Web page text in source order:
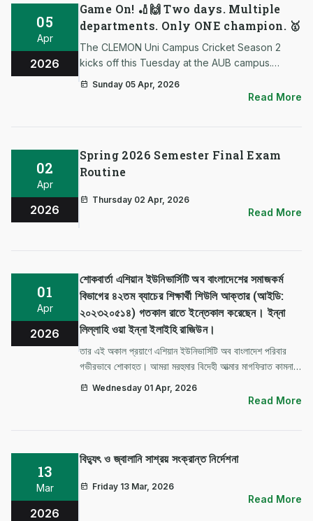
05
Apr
2026
Game On! 🏏🙌 Two days. Multiple
departments. Only ONE champion. 🥇
The CLEMON Uni Campus Cricket Season 2
kicks off this Tuesday at the AUB campus.
Check the schedule to see when your
department plays! Which department are you
Sunday 05 Apr, 2026
Read More
02
Apr
2026
Spring 2026 Semester Final Exam
Routine
Thursday 02 Apr, 2026
Read More
01
Apr
2026
শোকবার্তা এশিয়ান ইউনিভার্সিটি অব বাংলাদেশের সমাজকর্ম
বিভাগের ৪২তম ব্যাচের শিক্ষার্থী শিউলি আক্তার (আইডি:
২০২৩২০৫১৪) গতকাল রাতে ইন্তেকাল করেছেন। ইন্না
লিল্লাহি ওয়া ইন্না ইলাইহি রাজিউন।
তার এই অকাল প্রয়াণে এশিয়ান ইউনিভার্সিটি অব বাংলাদেশ পরিবার
গভীরভাবে শোকাহত। আমরা মরহুমার বিদেহী আত্মার মাগফিরাত কামনা
করছি এবং শোকসন্তপ্ত পরিবার-পরিজনের প্রতি গভীর সমবেদনা জ্ঞাপন
করছি। মহান আল্লাহ তায়ালা তাকে জান্নাতুল ফেরদৌস নসিব করুন
Wednesday 01 Apr, 2026
Read More
13
Mar
2026
বিদ্যুৎ ও জ্বালানি সাশ্রয় সংক্রান্ত নির্দেশনা
Friday 13 Mar, 2026
Read More